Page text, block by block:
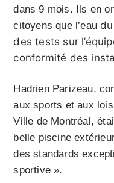
dans 9 mois. Ils en
citoyens que l’eau
des tests sur
conformité des
Hadrien Parizeau,
aux sports et aux
Ville de Montréal,
belle piscine
des standards
sportive ».